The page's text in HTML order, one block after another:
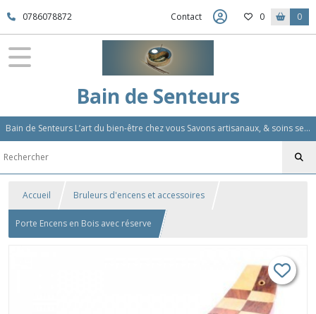
0786078872 Contact 0 0
Bain de Senteurs
Bain de Senteurs L’art du bien-être chez vous Savons artisanaux, & soins sensoriels, Aromathérapie et Parfums d'Ambiance,Soin Des Cheveux
Accueil Bruleurs d'encens et accessoires
Porte Encens en Bois avec réserve